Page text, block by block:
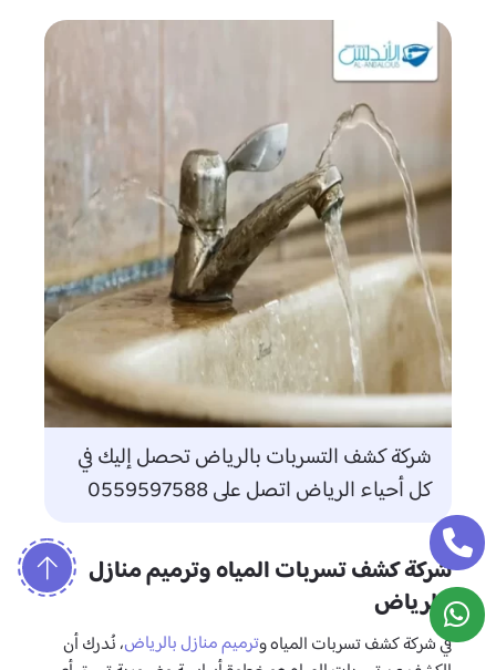
شركة كشف التسربات بالرياض تحصل إليك في
كل أحياء الرياض اتصل على 0559597588
شركة كشف تسربات المياه وترميم منازل
بالرياض
في شركة كشف تسربات المياه وترميم منازل بالرياض، نُدرك أن